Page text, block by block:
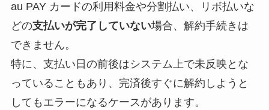
まとめ！電話が繋が
らない時の裏ワザ
Sivorune(シボルネ)
なぜ解約できない？
電話以外に手続きす
au PAY カードの利用料金や分割払い、リボ払いな
どの支払いが完了していない場合、解約手続きは
できません。
特に、支払い日の前後はシステム上で未反映とな
っていることもあり、完済後すぐに解約しようと
してもエラーになるケースがあります。